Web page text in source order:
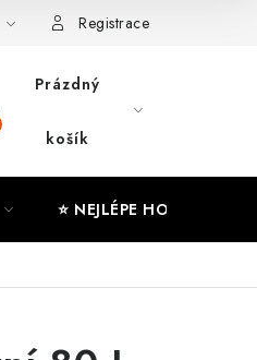
Registrace
Prázdný
košík
⭐ NEJLÉPE HODNOCENÉ